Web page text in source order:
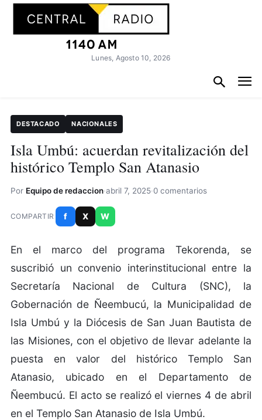
Lunes, Agosto 10, 2026
DESTACADO NACIONALES
Isla Umbú: acuerdan revitalización del
histórico Templo San Atanasio
Por Equipo de redaccion·abril 7, 2025·0 comentarios
COMPARTIR f X W
En el marco del programa Tekorenda, se
suscribió un convenio interinstitucional entre la
Secretaría Nacional de Cultura (SNC), la
Gobernación de Ñeembucú, la Municipalidad de
Isla Umbú y la Diócesis de San Juan Bautista de
las Misiones, con el objetivo de llevar adelante la
puesta en valor del histórico Templo San
Atanasio, ubicado en el Departamento de
Ñeembucú. El acto se realizó el viernes 4 de abril
en el Templo San Atanasio de Isla Umbú.